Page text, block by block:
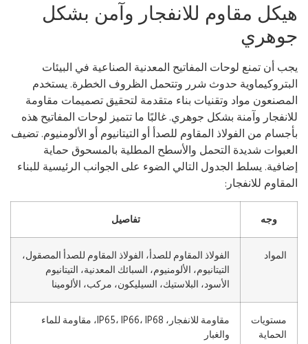
مقاوم للانفجار وآمن بشكل
أن تمنع لوحات المفاتيح المعدنية الصناعية في البيئات
حدوث شرر وتتحمل الظروف الخطرة. يستخدم
مواد وتقنيات بناء متقدمة لتحقيق تصميمات مقاومة
وآمنة بشكل جوهري. غالبًا ما تتميز لوحات المفاتيح هذه
من الفولاذ المقاوم للصدأ أو التيتانيوم أو الألومنيوم. تضيف
شديدة التحمل والأسطح المطلية بالمسحوق حماية
يسلط الجدول التالي الضوء على الجوانب الرئيسية للبناء
للانفجار:
وجه تفاصيل
المواد
الفولاذ المقاوم للصدأ، الفولاذ المقاوم للصدأ المصقول،
التيتانيوم، الألومنيوم، السبائك المعدنية، التيتانيوم
الأسود، البلاستيك، السيليكون، مركب، الألومينا
مستويات
الحماية
مقاومة للانفجار، IP65، IP66، IP68، مقاومة للماء
والغبار